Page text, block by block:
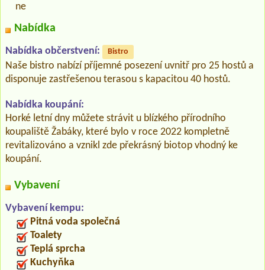
ne
Nabídka
Nabídka občerstvení: Bistro
Naše bistro nabízí příjemné posezení uvnitř pro 25 hostů a
disponuje zastřešenou terasou s kapacitou 40 hostů.
Nabídka koupání:
Horké letní dny můžete strávit u blízkého přírodního
koupaliště Žabáky, které bylo v roce 2022 kompletně
revitalizováno a vznikl zde překrásný biotop vhodný ke
koupání.
Vybavení
Vybavení kempu:
Pitná voda společná
Toalety
Teplá sprcha
Kuchyňka